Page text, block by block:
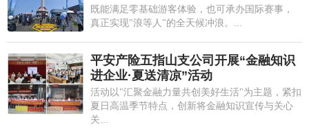
既能满足零基础游客体验，也可承办国际赛事，
真正实现"浪等人"的全天候冲浪。...
平安产险五指山支公司开展“金融知识
进企业·夏送清凉”活动
活动以"汇聚金融力量共创美好生活"为主题，紧扣
夏日高温季节特点，创新将金融知识宣传与关心
关...